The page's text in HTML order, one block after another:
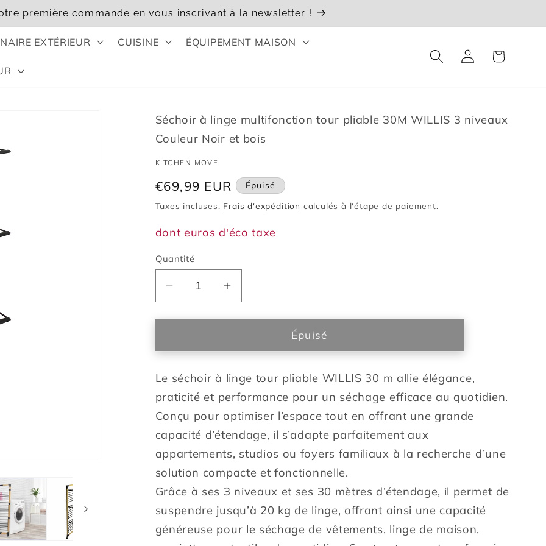
première commande en vous inscrivant à la newsletter !
EXTÉRIEUR CUISINE ÉQUIPEMENT MAISON
ConnexionPanier
Séchoir à linge multifonction tour pliable 30M WILLIS 3 niveaux
Couleur Noir et bois
KITCHEN MOVE
Prix
habituel
€69,99 EUR
Épuisé
Taxes incluses. Frais d'expédition calculés à l'étape de paiement.
dont euros d'éco taxe
Quantité
Réduire
la
quantité
Séchoir
linge
multifonction
pliable
30M
WILLIS
3
niveaux
Couleur
Noir
et
Augmenter
la
quantité
Séchoir
linge
multifonction
tour
pliable
30M
WILLIS
3
niveaux
Couleur
Noir
et
Épuisé
Le séchoir à linge tour pliable WILLIS 30 m allie élégance,
praticité et performance pour un séchage efficace au quotidien.
Conçu pour optimiser l’espace tout en offrant une grande
capacité d’étendage, il s’adapte parfaitement aux
appartements, studios ou foyers familiaux à la recherche d’une
solution compacte et fonctionnelle.
Grâce à ses 3 niveaux et ses 30 mètres d’étendage, il permet de
suspendre jusqu’à 20 kg de linge, offrant ainsi une capacité
généreuse pour le séchage de vêtements, linge de maison,